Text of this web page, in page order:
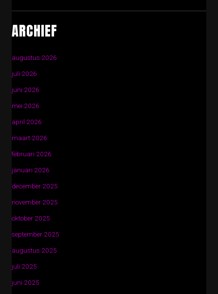
ARCHIEF
augustus 2026
juli 2026
juni 2026
mei 2026
april 2026
maart 2026
februari 2026
januari 2026
december 2025
november 2025
oktober 2025
september 2025
augustus 2025
juli 2025
juni 2025